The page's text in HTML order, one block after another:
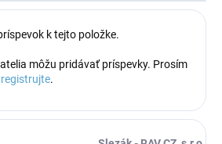
k tejto položke.
môžu pridávať príspevky. Prosím
.